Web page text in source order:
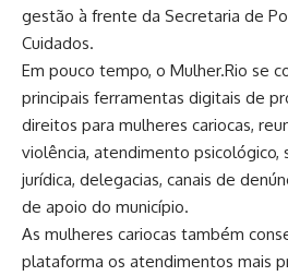
gestão à frente da Secretaria de
Cuidados.
Em pouco tempo, o Mulher.Rio se
principais ferramentas digitais de
direitos para mulheres cariocas,
violência, atendimento psicológico,
jurídica, delegacias, canais de
de apoio do município.
As mulheres cariocas também
plataforma os atendimentos mais